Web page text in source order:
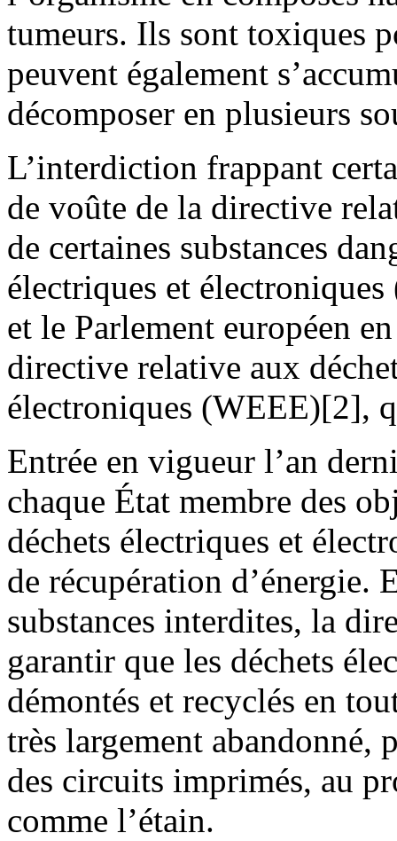
tumeurs. Ils sont toxiques
peuvent également
décomposer en plusieurs
L’interdiction frappant
de voûte de la directive
de certaines substances
électriques et
et le Parlement européen
directive relative aux
électroniques (WEEE)[2],
Entrée en vigueur l’an
chaque État membre des
déchets électriques et
de récupération d’énergie.
substances interdites, la
garantir que les déchets
démontés et recyclés en
très largement abandonné,
des circuits imprimés, au
comme l’étain.